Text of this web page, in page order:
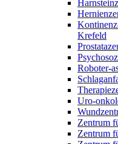
Krefeld
Roboter-
Uro-
Zentrum
Zentrum